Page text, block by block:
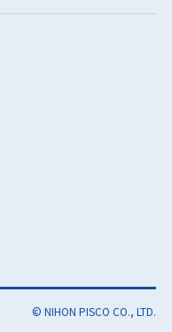
© NIHON PISCO CO., LTD.